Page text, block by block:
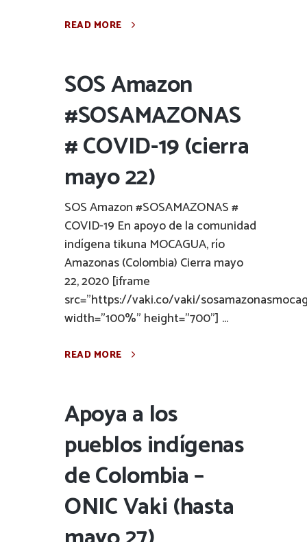
READ MORE
SOS Amazon
#SOSAMAZONAS
# COVID-19 (cierra
mayo 22)
SOS Amazon #SOSAMAZONAS #
COVID-19 En apoyo de la comunidad
indígena tikuna MOCAGUA, río
Amazonas (Colombia) Cierra mayo
22, 2020 [iframe
src="https://vaki.co/vaki/
width="100%" height="700"] ...
READ MORE
Apoya a los
pueblos indígenas
de Colombia –
ONIC Vaki (hasta